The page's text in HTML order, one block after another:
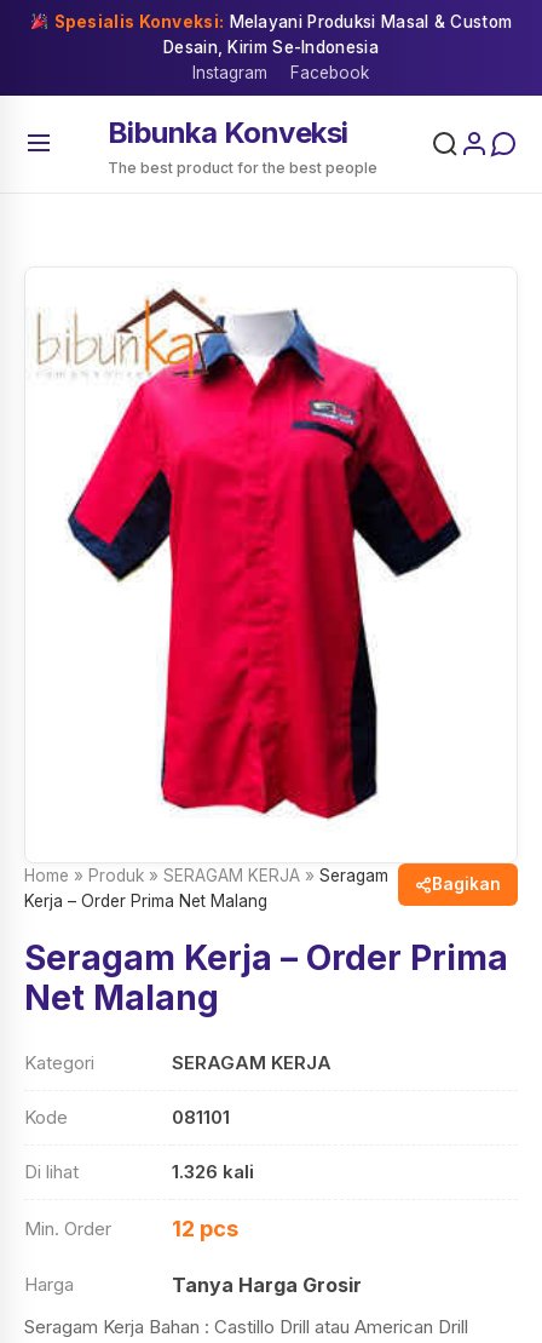
Skip
Spesialis Konveksi: Melayani Produksi Masal & Custom
Desain, Kirim Se-Indonesia
Instagram
Facebook
Bibunka Konveksi
The best product for the best people
Home » Produk » SERAGAM KERJA » Seragam
Kerja – Order Prima Net Malang
Bagikan
Seragam Kerja – Order Prima
Net Malang
Kategori SERAGAM KERJA
Kode 081101
Di lihat 1.326 kali
Min. Order 12 pcs
Harga Tanya Harga Grosir
Seragam Kerja Bahan : Castillo Drill atau American Drill